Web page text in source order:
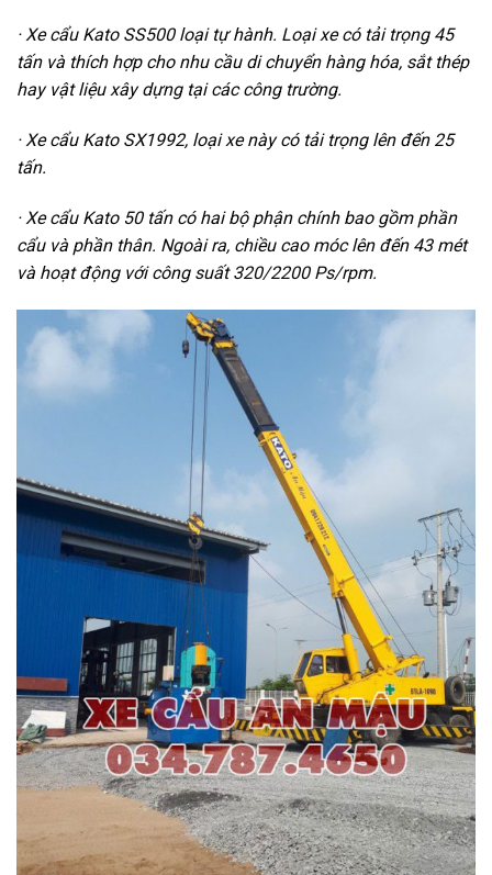
· Xe cẩu Kato SS500 loại tự hành. Loại xe có tải trọng 45
tấn và thích hợp cho nhu cầu di chuyển hàng hóa, sắt thép
hay vật liệu xây dựng tại các công trường.
· Xe cẩu Kato SX1992, loại xe này có tải trọng lên đến 25
tấn.
· Xe cẩu Kato 50 tấn có hai bộ phận chính bao gồm phần
cẩu và phần thân. Ngoài ra, chiều cao móc lên đến 43 mét
và hoạt động với công suất 320/2200 Ps/rpm.